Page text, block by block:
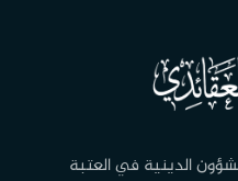
الدينية في العتبة